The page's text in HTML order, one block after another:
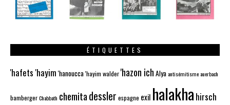
ÉTIQUETTES
'hafets 'hayim 'hanoucca'hayim walder'hazon ich Alyaantisémitismeauerbach
bambergerChabbath chemitadessler espagne exil halakha hirsch